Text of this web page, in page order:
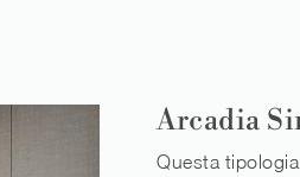
Arcadia
Questa